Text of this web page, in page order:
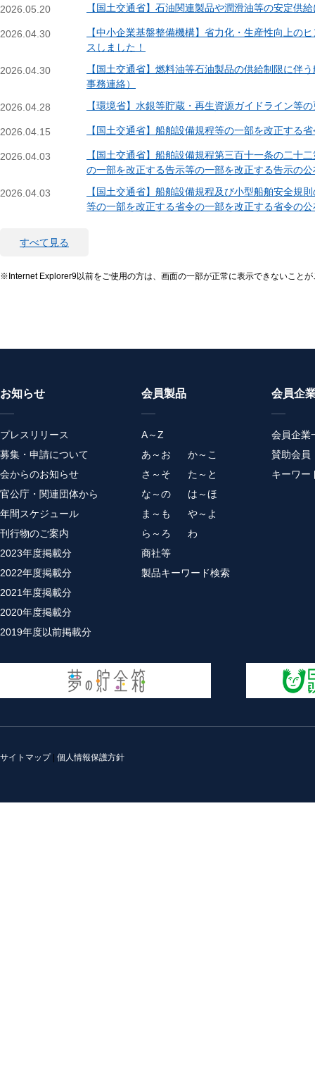
2026.05.20 【国土交通省】石油関連製品や潤滑油等の安定供
2026.04.30
【中小企業基盤整備機構】省力化・生産性向上の
スしました！
2026.04.30
【国土交通省】燃料油等石油製品の供給制限に伴
事務連絡）
2026.04.28 【環境省】水銀等貯蔵・再生資源ガイドライン等
2026.04.15 【国土交通省】船舶設備規程等の一部を改正する
2026.04.03
【国土交通省】船舶設備規程第三百十一条の二十
の一部を改正する告示等の一部を改正する告示の
2026.04.03
【国土交通省】船舶設備規程及び小型船舶安全規
等の一部を改正する省令の一部を改正する省令の
すべて見る
※Internet Explorer9以前をご使用の方は、画面の一部が正常に表示できないことが
お知らせ
プレスリリース
募集・申請について
会からのお知らせ
官公庁・関連団体から
年間スケジュール
刊行物のご案内
2023年度掲載分
2022年度掲載分
2021年度掲載分
2020年度掲載分
2019年度以前掲載分
会員製品
A～Z
あ～お
か～こ
さ～そ
た～と
な～の
は～ほ
ま～も
や～よ
ら～ろ
わ
商社等
製品キーワード検索
会員企
会員企業
賛助会員
キーワー
サイトマップ| 個人情報保護方針